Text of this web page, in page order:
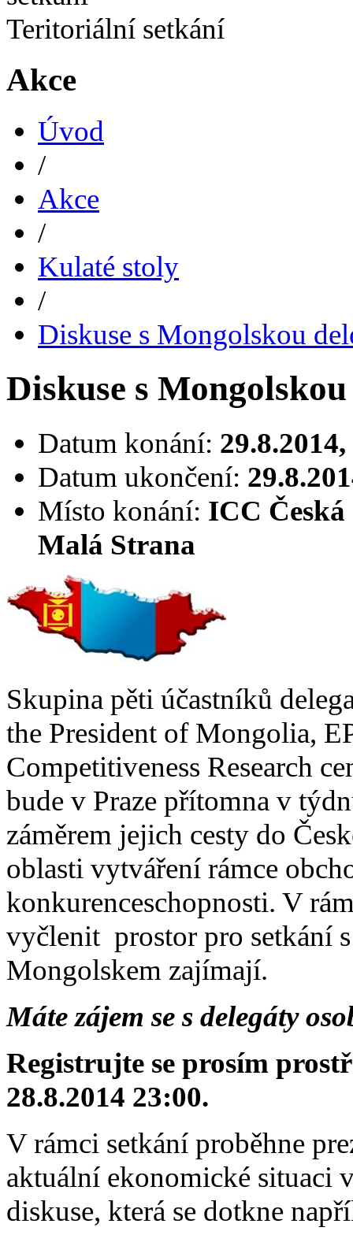
Teritoriální setkání
Akce
Úvod
/
Akce
/
Kulaté stoly
/
Diskuse s Mongolskou
Diskuse s
Datum konání:
Datum ukončení:
Místo konání: ICC
Malá Strana
Skupina pěti účastníků
the President of Mongolia,
Competitiveness Research
bude v Praze přítomna v
záměrem jejich cesty do
oblasti vytváření rámce
konkurenceschopnosti. V
vyčlenit prostor pro setkání
Mongolskem zajímají.
Máte zájem se s delegáty
Registrujte se prosím
28.8.2014 23:00.
V rámci setkání proběhne
aktuální ekonomické situaci
diskuse, která se dotkne